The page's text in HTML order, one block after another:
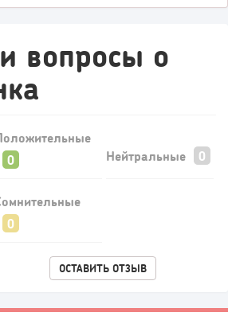
1
2026: лучшие мероприятия месяца
вопросы о
Нейтральные
ОСТАВИТЬ ОТЗЫВ